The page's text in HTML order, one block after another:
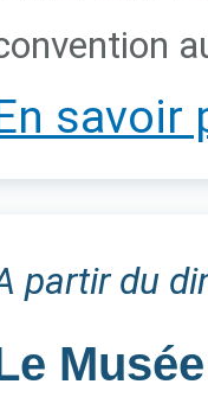
savoir
partir du